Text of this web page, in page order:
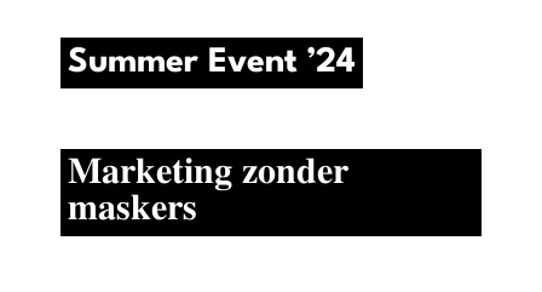
Summer Event ’24
𝐌𝐚𝐫𝐤𝐞𝐭𝐢𝐧𝐠 𝐳𝐨𝐧𝐝𝐞𝐫
𝐦𝐚𝐬𝐤𝐞𝐫𝐬